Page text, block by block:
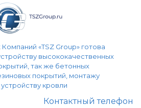
«TSZ Group» готова
высококачественных
так же бетонных
покрытий, монтажу
кровли
Контактный телефон